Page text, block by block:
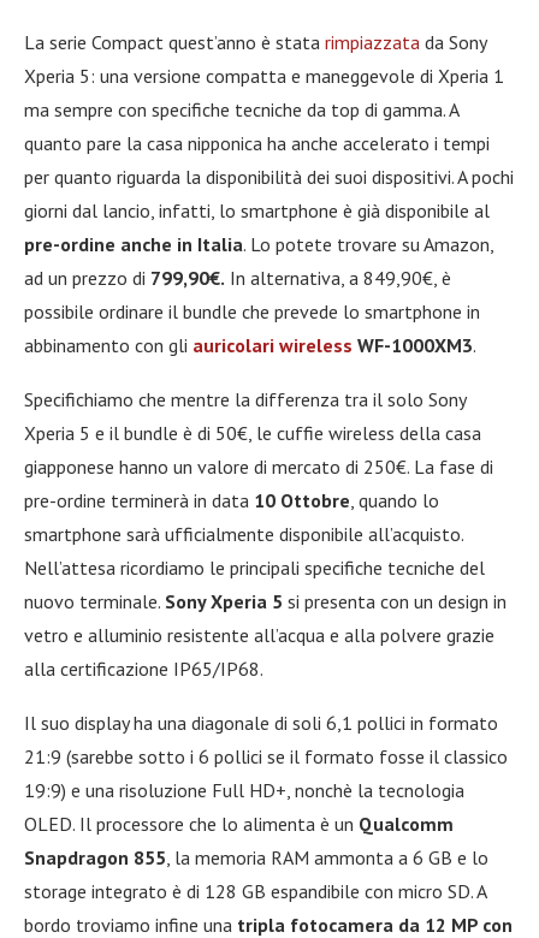
La serie Compact quest’anno è stata rimpiazzata da Sony
Xperia 5: una versione compatta e maneggevole di Xperia 1
ma sempre con specifiche tecniche da top di gamma. A
quanto pare la casa nipponica ha anche accelerato i tempi
per quanto riguarda la disponibilità dei suoi dispositivi. A pochi
giorni dal lancio, infatti, lo smartphone è già disponibile al
pre-ordine anche in Italia. Lo potete trovare su Amazon,
ad un prezzo di 799,90€. In alternativa, a 849,90€, è
possibile ordinare il bundle che prevede lo smartphone in
abbinamento con gli auricolari wireless WF-1000XM3.
Specifichiamo che mentre la differenza tra il solo Sony
Xperia 5 e il bundle è di 50€, le cuffie wireless della casa
giapponese hanno un valore di mercato di 250€. La fase di
pre-ordine terminerà in data 10 Ottobre , quando lo
smartphone sarà ufficialmente disponibile all’acquisto.
Nell’attesa ricordiamo le principali specifiche tecniche del
nuovo terminale. Sony Xperia 5 si presenta con un design in
vetro e alluminio resistente all’acqua e alla polvere grazie
alla certificazione IP65/IP68.
Il suo display ha una diagonale di soli 6,1 pollici in formato
21:9 (sarebbe sotto i 6 pollici se il formato fosse il classico
19:9) e una risoluzione Full HD+, nonchè la tecnologia
OLED. Il processore che lo alimenta è un Qualcomm
Snapdragon 855 , la memoria RAM ammonta a 6 GB e lo
storage integrato è di 128 GB espandibile con micro SD. A
bordo troviamo infine una tripla fotocamera da 12 MP con